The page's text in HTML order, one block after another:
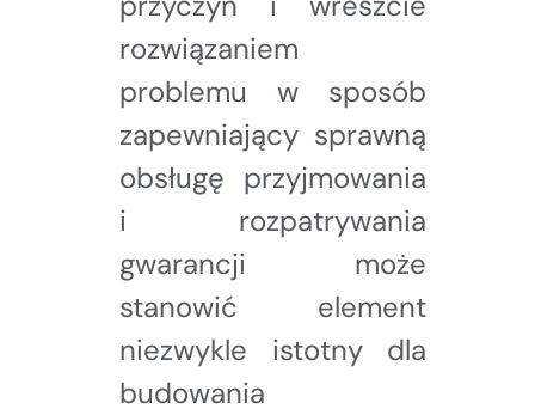
rozwiązaniem
problemu w sposób
zapewniający sprawną
obsługę przyjmowania
i rozpatrywania
gwarancji może
stanowić element
niezwykle istotny dla
budowania